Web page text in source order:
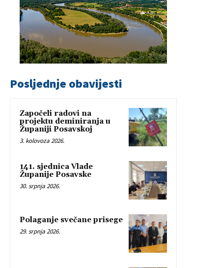
Posljednje obavijesti
Započeli radovi na
projektu deminiranja u
Županiji Posavskoj
3. kolovoza 2026.
141. sjednica Vlade
Županije Posavske
30. srpnja 2026.
Polaganje svečane prisege
29. srpnja 2026.